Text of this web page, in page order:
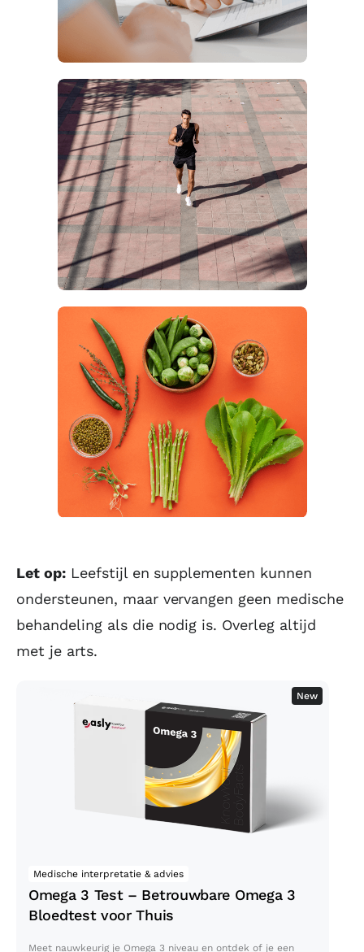
Let op:Leefstijl en supplementen kunnen
ondersteunen, maar vervangen geen medische
behandeling als die nodig is. Overleg altijd
met je arts.
Omega 3 Test – Betrouwbare
Omega 3 Bloedtest voor Thuis
New
Medische interpretatie & advies
Omega 3 Test – Betrouwbare Omega 3
Bloedtest voor Thuis
Meet nauwkeurig je Omega 3 niveau en ontdek of je een